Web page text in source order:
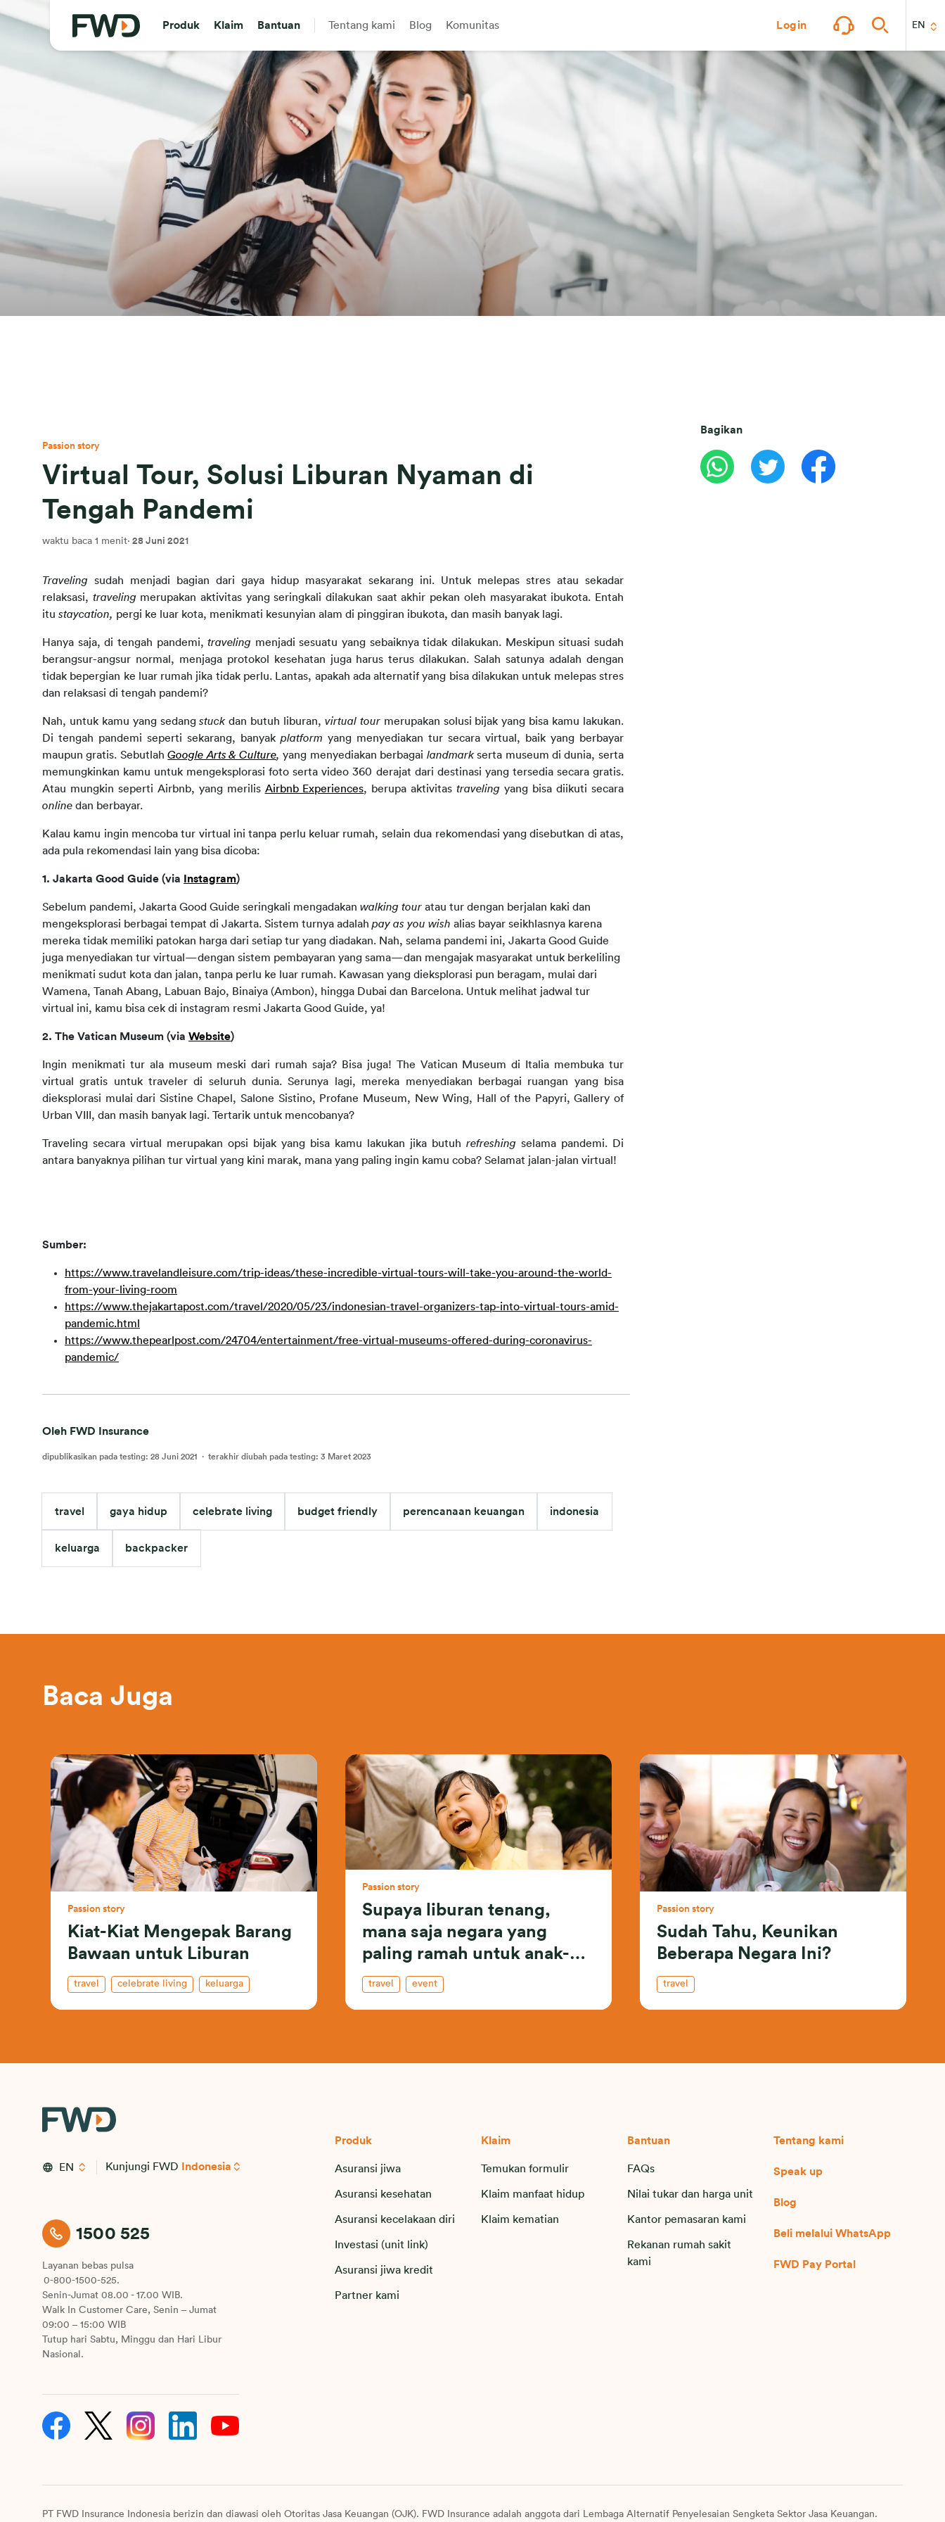
Produk Klaim Bantuan Tentang kami Blog Komunitas Login EN
Passion story
Virtual Tour, Solusi Liburan Nyaman di
Tengah Pandemi
waktu baca 1 menit· 28 Juni 2021
Traveling sudah menjadi bagian dari gaya hidup masyarakat sekarang ini. Untuk melepas stres atau sekadar
relaksasi, traveling merupakan aktivitas yang seringkali dilakukan saat akhir pekan oleh masyarakat ibukota. Entah
itu staycation, pergi ke luar kota, menikmati kesunyian alam di pinggiran ibukota, dan masih banyak lagi.
Hanya saja, di tengah pandemi, traveling menjadi sesuatu yang sebaiknya tidak dilakukan. Meskipun situasi sudah
berangsur-angsur normal, menjaga protokol kesehatan juga harus terus dilakukan. Salah satunya adalah dengan
tidak bepergian ke luar rumah jika tidak perlu.
Lantas, apakah ada alternatif yang bisa dilakukan untuk melepas stres
dan relaksasi di tengah pandemi?
Nah, untuk kamu yang sedang stuck dan butuh liburan, virtual tour merupakan solusi bijak yang bisa kamu lakukan.
Di tengah pandemi seperti sekarang, banyak platform yang menyediakan tur secara virtual, baik yang berbayar
maupun gratis. Sebutlah Google Arts & Culture, yang menyediakan berbagai landmark serta museum di dunia, serta
memungkinkan kamu untuk mengeksplorasi foto serta video 360 derajat dari destinasi yang tersedia secara gratis.
Atau mungkin seperti Airbnb, yang merilis Airbnb Experiences, berupa aktivitas traveling
yang bisa diikuti secara
online dan berbayar.
Kalau kamu ingin mencoba tur virtual ini tanpa perlu keluar rumah, selain dua rekomendasi yang disebutkan di atas,
ada pula rekomendasi lain yang bisa dicoba:
1. Jakarta Good Guide (via Instagram)
Sebelum pandemi, Jakarta Good Guide seringkali mengadakan walking tour atau tur dengan berjalan kaki dan
mengeksplorasi berbagai tempat di Jakarta. Sistem turnya adalah pay as you wish alias bayar seikhlasnya karena
mereka tidak memiliki patokan harga dari setiap tur yang diadakan. Nah, selama pandemi ini, Jakarta Good Guide
juga menyediakan tur virtual—dengan sistem pembayaran yang sama—dan mengajak masyarakat untuk berkeliling
menikmati sudut kota dan jalan, tanpa perlu ke luar rumah. Kawasan yang dieksplorasi pun beragam, mulai dari
Wamena, Tanah Abang, Labuan Bajo, Binaiya (Ambon), hingga Dubai dan Barcelona. Untuk melihat jadwal tur
virtual ini, kamu bisa cek di instagram resmi Jakarta Good Guide, ya!
2. The Vatican Museum (via Website)
Ingin menikmati tur ala museum meski dari rumah saja? Bisa juga! The Vatican Museum di Italia membuka tur
virtual gratis untuk traveler di seluruh dunia. Serunya lagi, mereka menyediakan berbagai ruangan yang bisa
dieksplorasi mulai dari Sistine Chapel, Salone Sistino, Profane Museum, New Wing, Hall of the Papyri, Gallery of
Urban VIII, dan masih banyak lagi. Tertarik untuk mencobanya?
Traveling secara virtual merupakan opsi bijak yang bisa kamu lakukan jika butuh refreshing selama pandemi. Di
antara banyaknya pilihan tur virtual yang kini marak, mana yang paling ingin kamu coba? Selamat jalan-jalan virtual!
Sumber:
https://www.travelandleisure.com/trip-ideas/these-incredible-virtual-tours-will-take-you-around-the-world-
from-your-living-room
https://www.thejakartapost.com/travel/2020/05/23/indonesian-travel-organizers-tap-into-virtual-tours-amid-
pandemic.html
https://www.thepearlpost.com/24704/entertainment/free-virtual-museums-offered-during-coronavirus-
pandemic/
Oleh FWD Insurance
dipublikasikan pada testing: 28 Juni 2021 · terakhir diubah pada testing: 3 Maret 2023
travel gaya hidup celebrate living budget friendly perencanaan keuangan indonesia
keluarga backpacker
Bagikan
Baca Juga
Passion story
Kiat-Kiat Mengepak Barang
Bawaan untuk Liburan
travel celebrate living keluarga
Passion story
Supaya liburan tenang,
mana saja negara yang
paling ramah untuk anak-
anak?
travel event
Passion story
Sudah Tahu, Keunikan
Beberapa Negara Ini?
travel
EN Kunjungi FWD Indonesia
1500 525
Layanan bebas pulsa
0-800-1500-525.
Senin-Jumat 08.00 - 17.00 WIB.
Walk In Customer Care, Senin – Jumat
09:00 – 15:00 WIB
Tutup hari Sabtu, Minggu dan Hari Libur
Nasional.
Produk
Asuransi jiwa
Asuransi kesehatan
Asuransi kecelakaan diri
Investasi (unit link)
Asuransi jiwa kredit
Partner kami
Klaim
Temukan formulir
Klaim manfaat hidup
Klaim kematian
Bantuan
FAQs
Nilai tukar dan harga unit
Kantor pemasaran kami
Rekanan rumah sakit
kami
Tentang kami
Speak up
Blog
Beli melalui WhatsApp
FWD Pay Portal
PT FWD Insurance Indonesia berizin dan diawasi oleh Otoritas Jasa Keuangan (OJK). FWD Insurance adalah anggota dari Lembaga Alternatif Penyelesaian Sengketa Sektor Jasa Keuangan.